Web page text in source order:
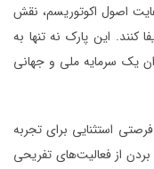
اصول اکوتوریسم، نقش
این پارک نه تنها به
یک سرمایه ملی و جهانی
استثنایی برای تجربه
از فعالیت‌های تفریحی